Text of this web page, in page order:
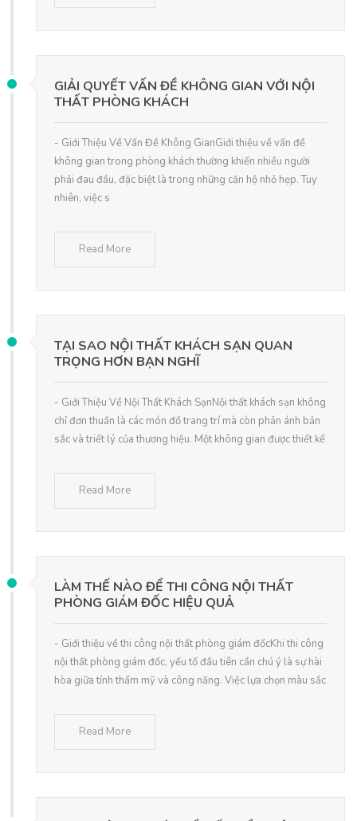
GIẢI QUYẾT VẤN ĐỀ KHÔNG GIAN VỚI NỘI
THẤT PHÒNG KHÁCH
- Giới Thiệu Về Vấn Đề Không GianGiới thiệu về vấn đề
không gian trong phòng khách thường khiến nhiều người
phải đau đầu, đặc biệt là trong những căn hộ nhỏ hẹp. Tuy
nhiên, việc s
Read More
TẠI SAO NỘI THẤT KHÁCH SẠN QUAN
TRỌNG HƠN BẠN NGHĨ
- Giới Thiệu Về Nội Thất Khách SạnNội thất khách sạn không
chỉ đơn thuần là các món đồ trang trí mà còn phản ánh bản
sắc và triết lý của thương hiệu. Một không gian được thiết kế
Read More
LÀM THẾ NÀO ĐỂ THI CÔNG NỘI THẤT
PHÒNG GIÁM ĐỐC HIỆU QUẢ
- Giới thiệu về thi công nội thất phòng giám đốcKhi thi công
nội thất phòng giám đốc, yếu tố đầu tiên cần chú ý là sự hài
hòa giữa tính thẩm mỹ và công năng. Việc lựa chọn màu sắc
Read More